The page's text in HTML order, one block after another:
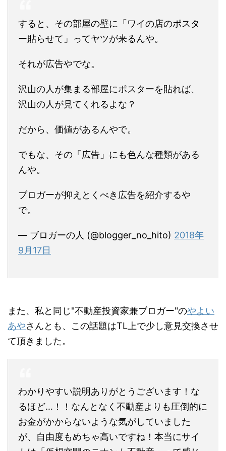
すると、その部屋の壁に「ワイの店のポスタ
ー貼らせて」ってヤツが来るんや。
それが広告やでな。
沢山の人が集まる部屋にポスターを貼れば、
沢山の人が見てくれるよな？
だから、価値があるんやで。
でもな、その「広告」にも色んな種類がある
んや。
ブロガーが抑えとくべき広告を紹介するや
で。
— ブロガーの人 (@blogger_no_hito) 2018年
9月17日
また、私と同じ"不動産投資家兼ブロガー"のやよい
あやさんとも、この話題はTL上で少し意見交換させ
て頂きました。
わかりやすい説明ありがとうございます！な
るほど…！！なんとなく不動産よりも圧倒的に
お金がかからないような気がしていました
が、自由度もめちゃ高いですね！本当にサイ